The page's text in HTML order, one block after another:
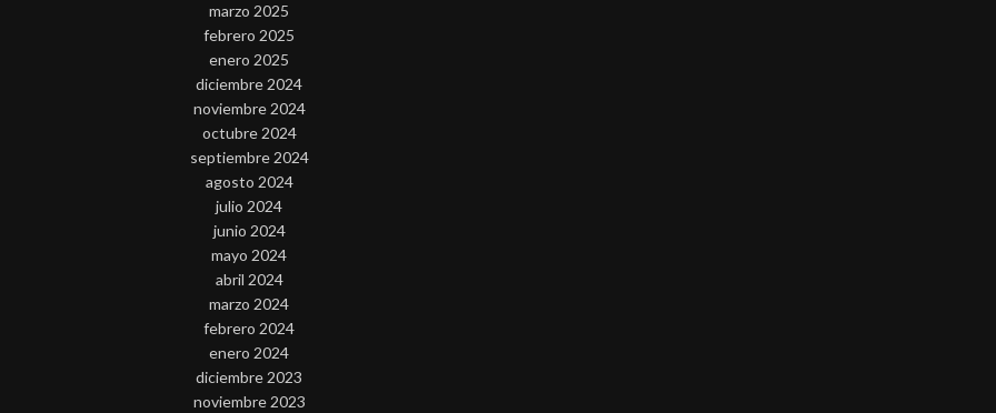
marzo 2025
febrero 2025
enero 2025
diciembre 2024
noviembre 2024
octubre 2024
septiembre 2024
agosto 2024
julio 2024
junio 2024
mayo 2024
abril 2024
marzo 2024
febrero 2024
enero 2024
diciembre 2023
noviembre 2023